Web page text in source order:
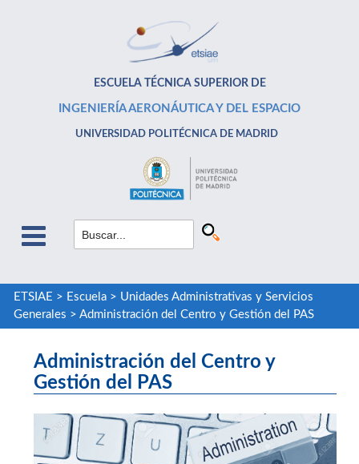
ESCUELA TÉCNICA SUPERIOR DE
INGENIERÍA AERONÁUTICA Y DEL ESPACIO
UNIVERSIDAD POLITÉCNICA DE MADRID
ETSIAE > Escuela> Unidades Administrativas y Servicios
Generales > Administración del Centro y Gestión del PAS
Administración del Centro y
Gestión del PAS